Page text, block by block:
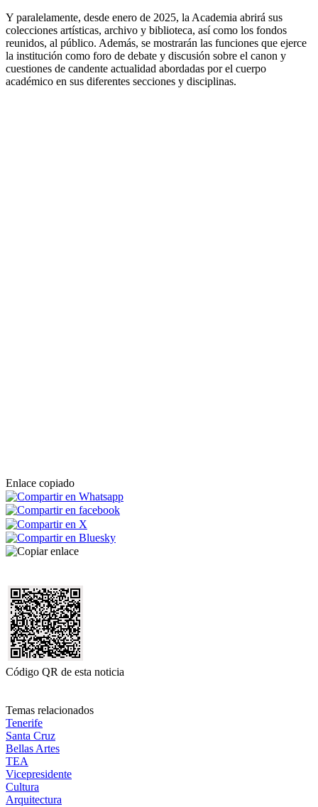
Y paralelamente, desde enero de 2025, la Academia abrirá sus
colecciones artísticas, archivo y biblioteca, así como los fondos
reunidos, al público. Además, se mostrarán las funciones que ejerce
la institución como foro de debate y discusión sobre el canon y
cuestiones de candente actualidad abordadas por el cuerpo
académico en sus diferentes secciones y disciplinas.
Enlace copiado
Código QR de esta noticia
Temas relacionados
Tenerife
Santa Cruz
Bellas Artes
TEA
Vicepresidente
Cultura
Arquitectura